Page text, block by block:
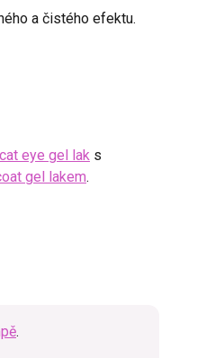
a čistého efektu.
cat eye gel laks
gel lakem.
.